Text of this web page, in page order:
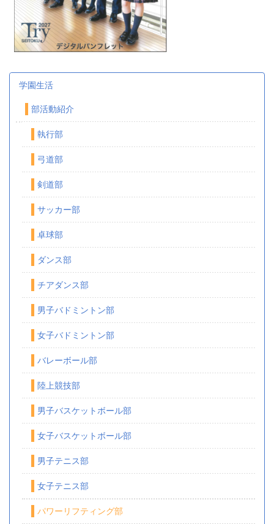
学園生活
部活動紹介
執行部
弓道部
剣道部
サッカー部
卓球部
ダンス部
チアダンス部
男子バドミントン部
女子バドミントン部
バレーボール部
陸上競技部
男子バスケットボール部
女子バスケットボール部
男子テニス部
女子テニス部
パワーリフティング部